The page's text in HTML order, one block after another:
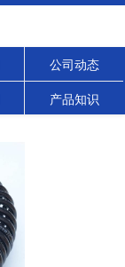
公司动态
产品知识